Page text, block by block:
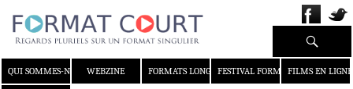
QUI SOMMES-NOUS ?WEBZINE FORMATS LONGS FESTIVAL FORMAT COURT
FILMS EN LIGNE
Recherche